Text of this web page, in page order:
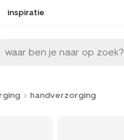
inspiratie
waar ben je naar op zoek?
handverzorging